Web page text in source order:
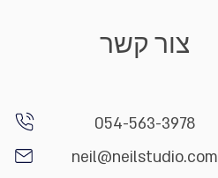
צור קשר
054-563-3978
neil@neilstudio.com